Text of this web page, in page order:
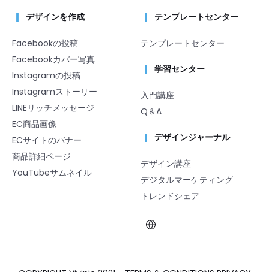
デザインを作成
Facebookの投稿
Facebookカバー写真
Instagramの投稿
Instagramストーリー
LINEリッチメッセージ
EC商品画像
ECサイトのバナー
商品詳細ページ
YouTubeサムネイル
テンプレートセンター
テンプレートセンター
学習センター
入門講座
Q＆A
デザインジャーナル
デザイン講座
デジタルマーケティング
トレンドシェア